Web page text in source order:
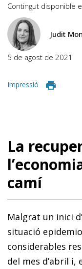
Contingut disponible
Judit
5 de agost de 2021
Impressió
La
camí
Malgrat un inici
situació
considerables
del mes d’abril i,